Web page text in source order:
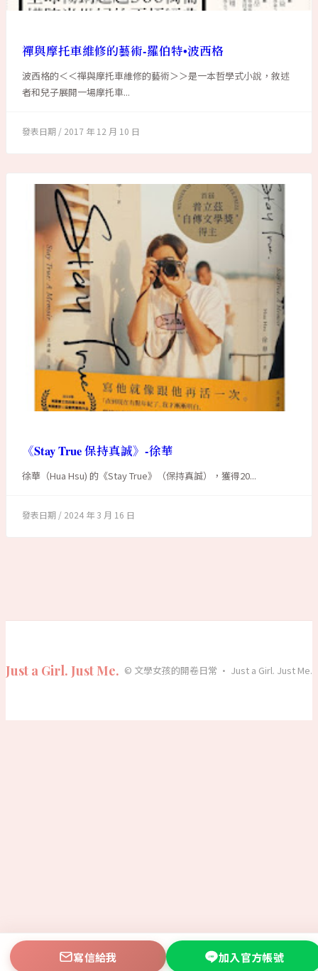
禪與摩托車維修的藝術-羅伯特•波西格
波西格的＜＜禪與摩托車維修的藝術＞＞是一本哲學式小說，敘述
者和兒子展開一場摩托車...
2017 年 12 月 10 日
《Stay True 保持真誠》-徐華
徐華（Hua Hsu) 的《Stay True》（保持真誠），獲得20...
2024 年 3 月 16 日
Just a Girl. Just Me. © 文學女孩的開卷日常 · Just a Girl. Just Me.
寫信給我 加入官方帳號